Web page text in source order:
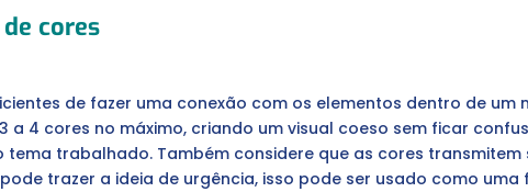
cores
de fazer uma conexão com os elementos dentro de
a 4 cores no máximo, criando um visual coeso sem ficar
tema trabalhado. Também considere que as cores
trazer a ideia de urgência, isso pode ser usado como